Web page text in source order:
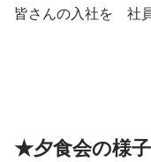
皆さんの入社を　社
★夕食会の様子